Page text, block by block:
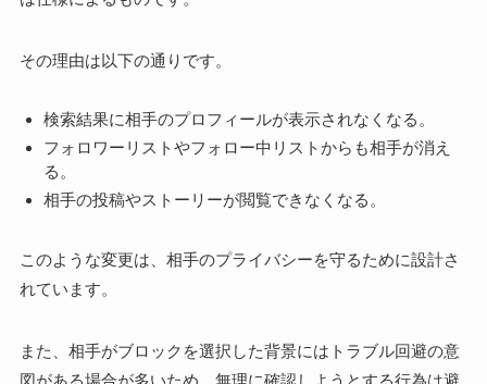
その理由は以下の通りです。
検索結果に相手のプロフィールが表示されなくなる。
フォロワーリストやフォロー中リストからも相手が消え
る。
相手の投稿やストーリーが閲覧できなくなる。
このような変更は、相手のプライバシーを守るために設計さ
れています。
また、相手がブロックを選択した背景にはトラブル回避の意
図がある場合が多いため、無理に確認しようとする行為は避